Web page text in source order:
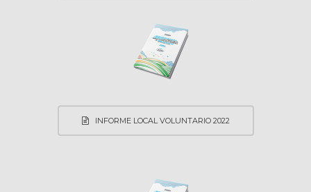
INFORME LOCAL VOLUNTARIO 2022